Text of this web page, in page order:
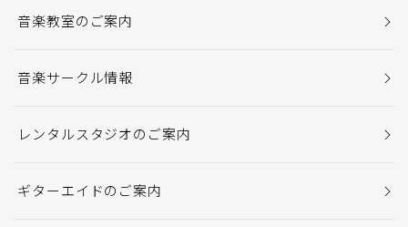
音楽教室のご案内
音楽サークル情報
レンタルスタジオのご案内
ギターエイドのご案内